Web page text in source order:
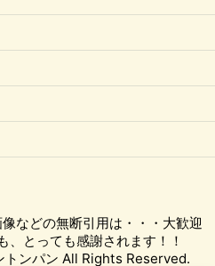
などの無断引用は・・・大歓迎
、とっても感謝されます！！
ンパン All Rights Reserved.